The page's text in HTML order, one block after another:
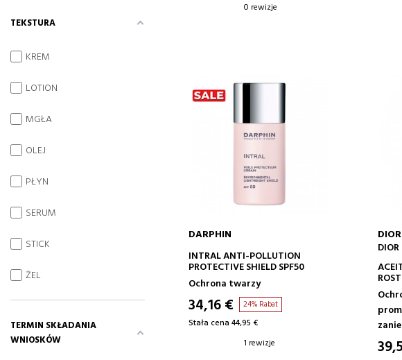
0 rewizje
DODAJ DO KOSZYKA
DARPHIN
INTRAL ANTI-POLLUTION
PROTECTIVE SHIELD SPF50
Ochrona twarzy
34,16 € 24% Rabat
Stała cena 44,95 €
1 rewizje
DIOR
TEKSTURA
KREM
LOTION
MGŁA
OLEJ
PŁYN
SERUM
STICK
ŻEL
TERMIN SKŁADANIA
WNIOSKÓW